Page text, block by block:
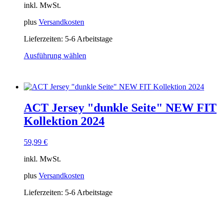
Produktseite
werden
inkl. MwSt.
plus Versandkosten
Lieferzeiten: 5-6 Arbeitstage
Ausführung wählen
weist
mehrere
auf.
Die
Optionen
auf
Produktseite
werden
ACT Jersey "dunkle Seite" NEW FIT
Kollektion 2024
59,99 €
inkl. MwSt.
plus Versandkosten
Lieferzeiten: 5-6 Arbeitstage